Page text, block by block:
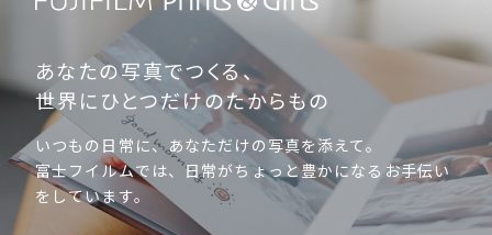
あなたの写真でつくる、
世界にひとつだけのたからもの
いつもの日常に、あなただけの写真を添えて。
富士フイルムでは、日常がちょっと豊かになるお手伝い
をしています。